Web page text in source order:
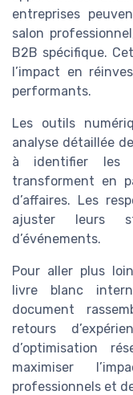
entreprises
salon
B2B spécifique.
l’impact en
performants.
Les outils
analyse détaillée
à identifier les
transforment en
d’affaires. Les
ajuster leurs
d’événements.
Pour aller plus
livre blanc
document
retours
d’optimisation
maximiser
professionnels et